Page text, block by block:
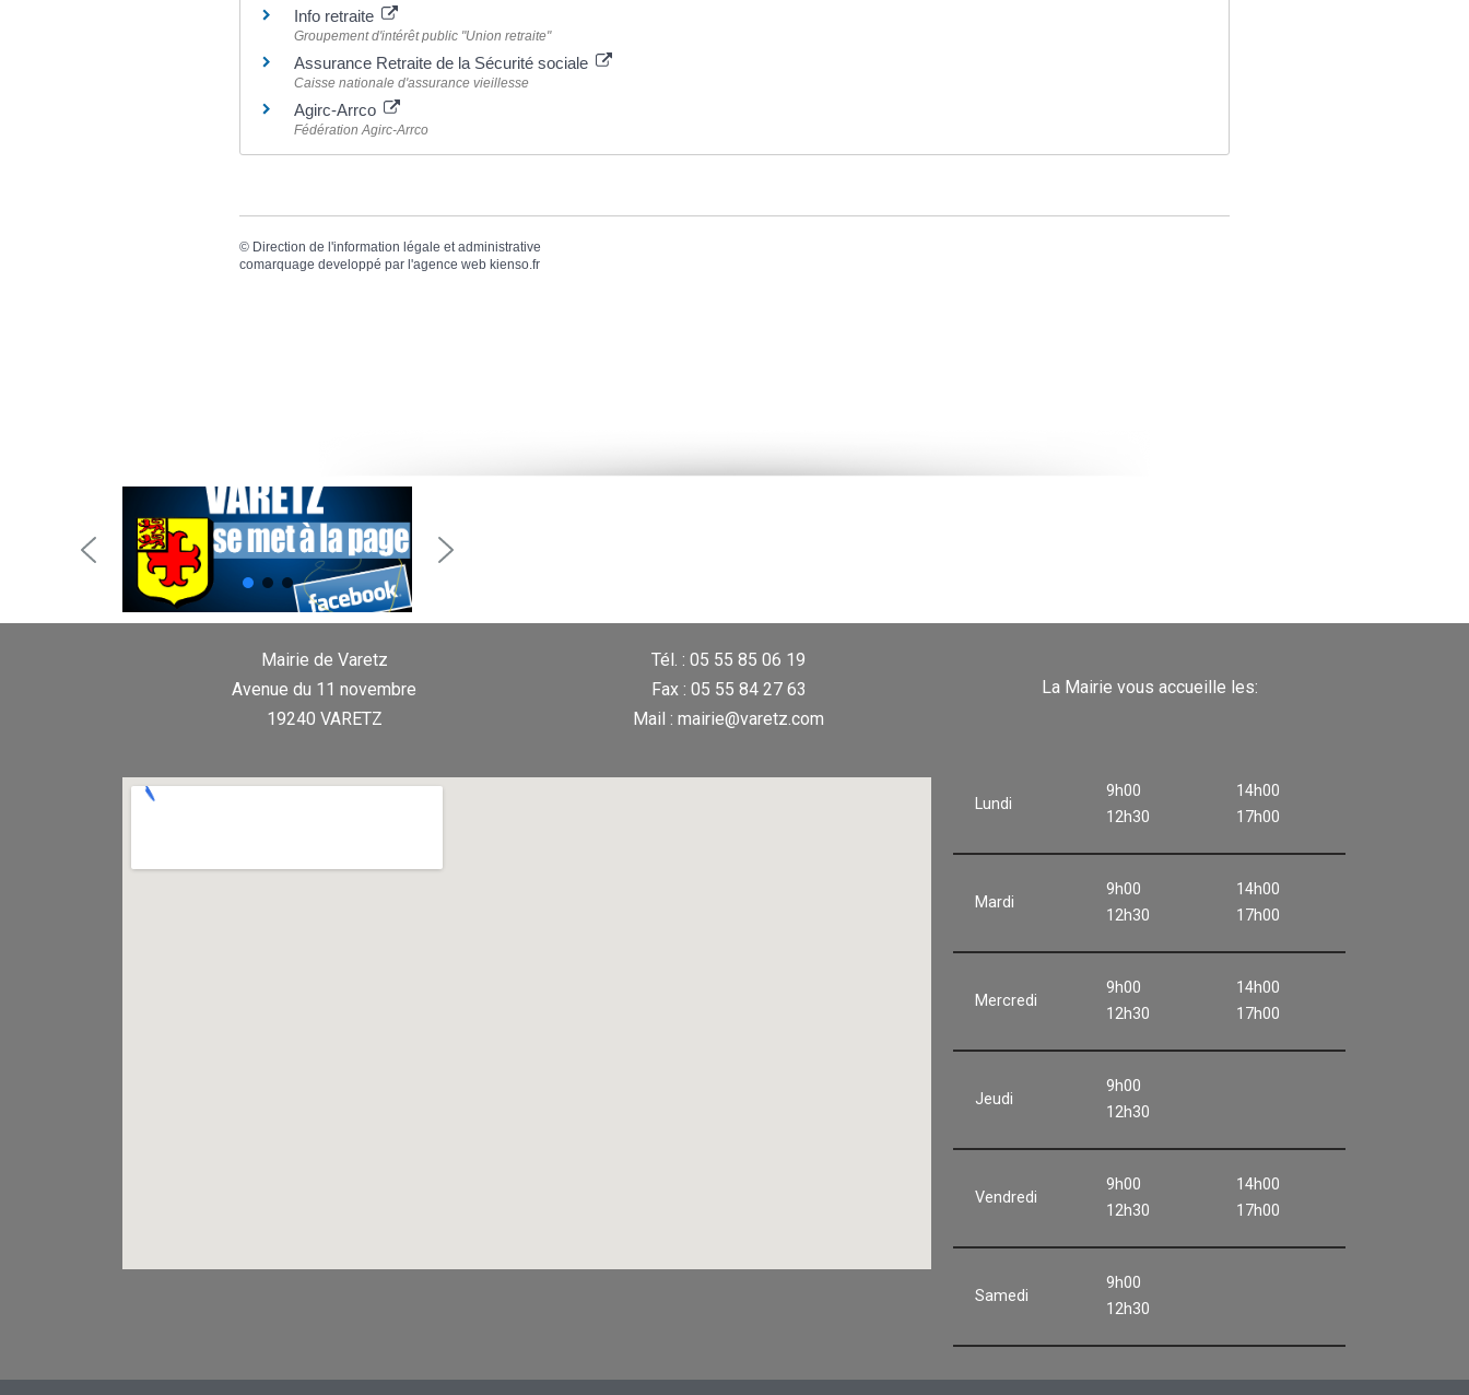
Info retraite
Groupement d'intérêt public "Union retraite"
Assurance Retraite de la Sécurité sociale
Caisse nationale d'assurance vieillesse
Agirc-Arrco
Fédération Agirc-Arrco
© Direction de l'information légale et administrative
comarquage developpé par l'agence web kienso.fr
Mairie de Varetz
Avenue du 11 novembre
19240 VARETZ
Tél. : 05 55 85 06 19
Fax : 05 55 84 27 63
Mail : mairie@varetz.com
La Mairie vous accueille les:
Lundi
9h00
12h30
14h00
17h00
Mardi
9h00
12h30
14h00
17h00
Mercredi
9h00
12h30
14h00
17h00
Jeudi
9h00
12h30
Vendredi
9h00
12h30
14h00
17h00
Samedi
9h00
12h30